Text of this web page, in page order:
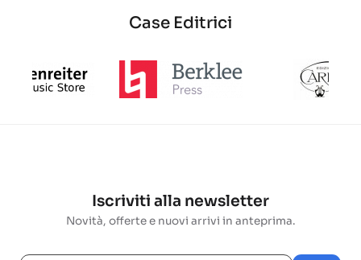
Case Editrici
Iscriviti alla newsletter
Novità, offerte e nuovi arrivi in anteprima.